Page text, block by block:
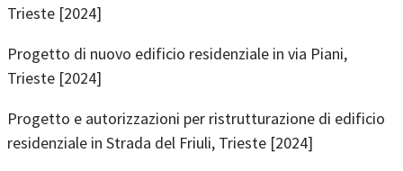
Trieste [2024]
Progetto di nuovo edificio residenziale in via Piani,
Trieste [2024]
Progetto e autorizzazioni per ristrutturazione di edificio
residenziale in Strada del Friuli, Trieste [2024]